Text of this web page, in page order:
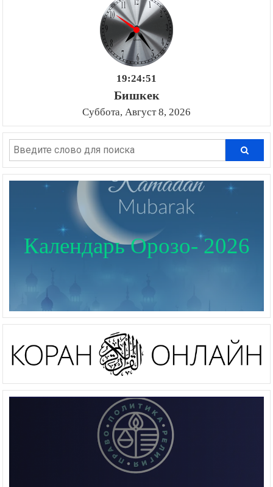
19:24:53
Бишкек
Суббота, Август 8, 2026
Календарь Орозо- 2026